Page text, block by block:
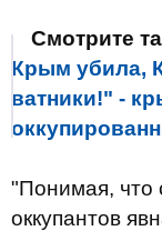
Смотрите
Крым убила,
ватники!" -
"Понимая, что
оккупантов